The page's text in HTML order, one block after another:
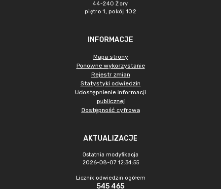
44-240 Żory
piętro 1, pokój 102
INFORMACJE
Mapa strony
Ponowne wykorzystanie
Rejestr zmian
Statystyki odwiedzin
Udostępnienie informacji
publicznej
Dostępność cyfrowa
AKTUALIZACJE
Ostatnia modyfikacja
2026-08-07 12:34:55
Licznik odwiedzin ogółem
545 465